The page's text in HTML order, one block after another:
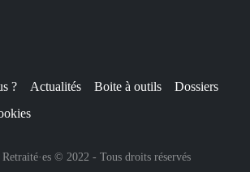
? Actualités Boite à outils
Dossiers
© 2022 - Tous droits réservés